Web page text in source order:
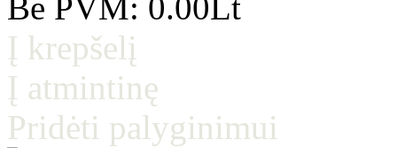
Be PVM: 0.00Lt
Į krepšelį
Į atmintinę
Pridėti palyginimui